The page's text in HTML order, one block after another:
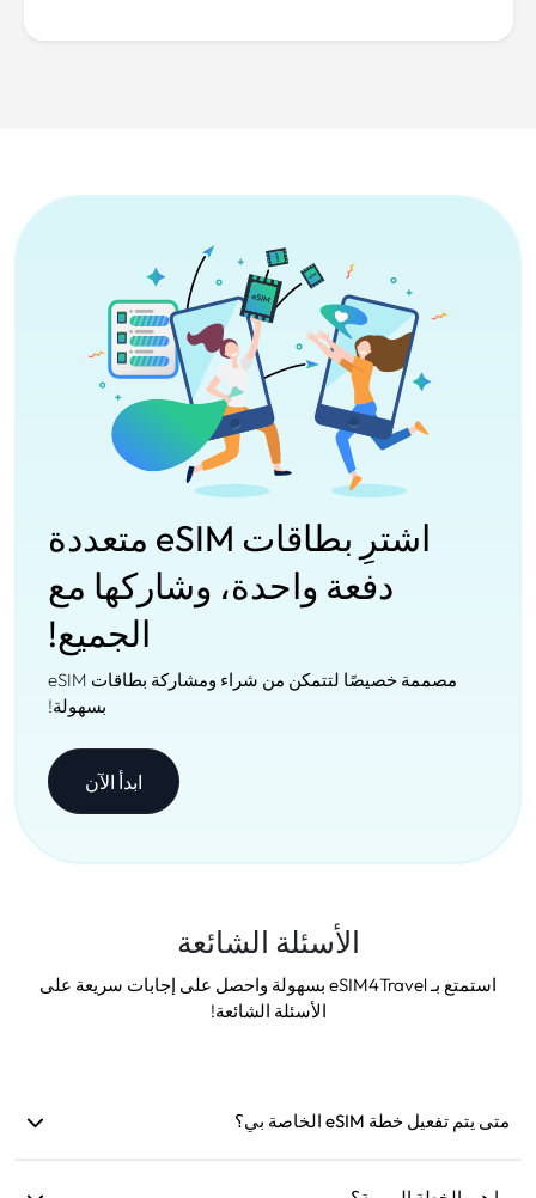
اشترِ بطاقات eSIM متعددة
دفعة واحدة، وشاركها مع
الجميع!
مصممة خصيصًا لتتمكن من شراء ومشاركة بطاقات eSIM
بسهولة!
ابدأ الآن
الأسئلة الشائعة
استمتع بـ eSIM4Travel بسهولة واحصل على إجابات سريعة على
الأسئلة الشائعة!
متى يتم تفعيل خطة eSIM الخاصة بي؟